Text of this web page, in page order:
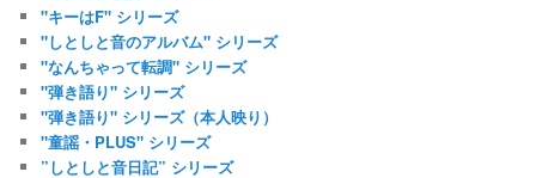
"キーはF" シリーズ
"しとしと音のアルバム" シリーズ
"なんちゃって転調" シリーズ
"弾き語り" シリーズ
"弾き語り" シリーズ（本人映り）
"童謡・PLUS" シリーズ
”しとしと音日記” シリーズ